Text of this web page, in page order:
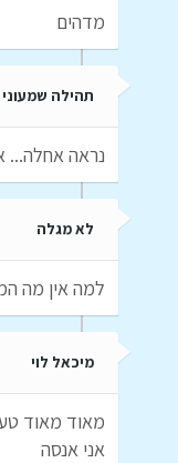
מדהים
תהילה שמעוני
נראה אחלה...
לא מגלה
למה אין מה
מיכאל לוי
מאוד מאוד
אני אנסה